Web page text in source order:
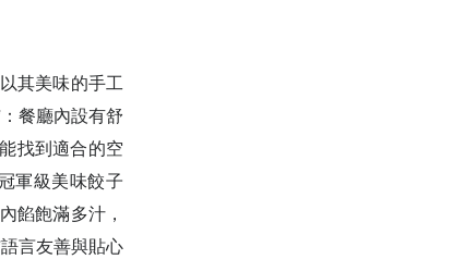
其美味的手工
餐廳內設有舒
找到適合的空
軍級美味餃子
餡飽滿多汁，
言友善與貼心